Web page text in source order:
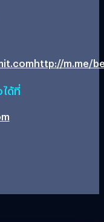
http://m.me/
ด้ที่